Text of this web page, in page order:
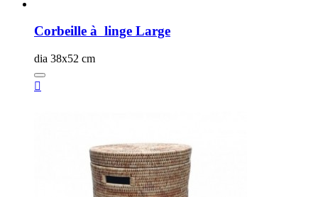
Corbeille à linge Large
dia 38x52 cm
